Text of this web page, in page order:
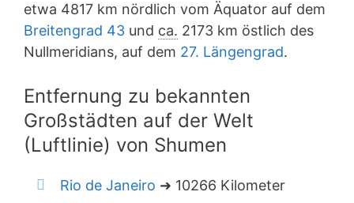
etwa 4817 km nördlich vom Äquator auf dem
Breitengrad 43 und ca. 2173 km östlich des
Nullmeridians, auf dem 27. Längengrad.
Entfernung zu bekannten
Großstädten auf der Welt
(Luftlinie) von Shumen
Rio de Janeiro ➜ 10266 Kilometer